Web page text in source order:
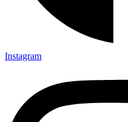
Instagram